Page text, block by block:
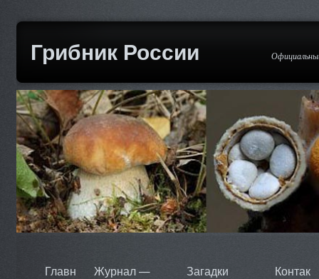
Грибник России
Главн
Журнал —
Загадки
Контак